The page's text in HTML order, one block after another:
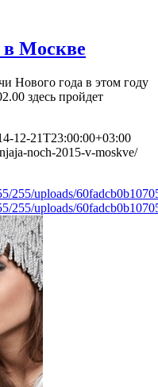
в Москве
Нового года в этом году
здесь пройдет
12-21T23:00:00+03:00
noch-2015-v-moskve/
255/uploads/
255/uploads/